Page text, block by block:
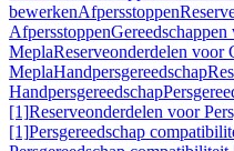
bewerkenAfpersstoppen
Afpersstoppen
MeplaReserveonderdelen voor
MeplaHandpersgereedschap
Handpersgereedschap
[1]Reserveonderdelen voor
[1]Persgereedschap